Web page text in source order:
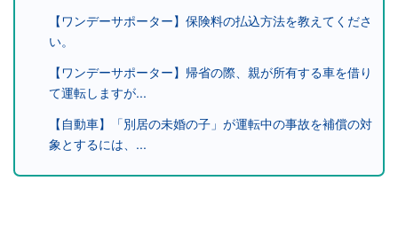
【ワンデーサポーター】保険料の払込方法を教えてくださ
い。
【ワンデーサポーター】帰省の際、親が所有する車を借り
て運転しますが...
【自動車】「別居の未婚の子」が運転中の事故を補償の対
象とするには、...